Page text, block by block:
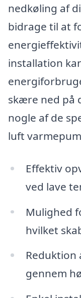
nedkøling af
bidrage til at
installation
skære ned på
nogle af de
luft
Effektiv
ved lave
Mulighed
hvilket
gennem